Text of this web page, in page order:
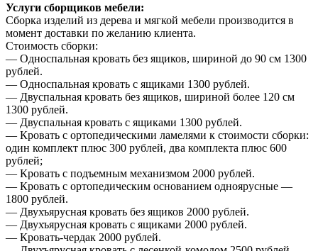
Услуги сборщиков мебели:
Сборка изделий из дерева и мягкой мебели производится в
момент доставки по желанию клиента.
Стоимость сборки:
— Односпальная кровать без ящиков, шириной до 90 см 1300
рублей.
— Односпальная кровать с ящиками 1300 рублей.
— Двуспальная кровать без ящиков, шириной более 120 см
1300 рублей.
— Двуспальная кровать с ящиками 1300 рублей.
— Кровать с ортопедическими ламелями к стоимости сборки:
один комплект плюс 300 рублей, два комплекта плюс 600
рублей;
— Кровать с подъемным механизмом 2000 рублей.
— Кровать с ортопедическим основанием одноярусные —
1800 рублей.
— Двухъярусная кровать без ящиков 2000 рублей.
— Двухъярусная кровать с ящиками 2000 рублей.
— Кровать-чердак 2000 рублей.